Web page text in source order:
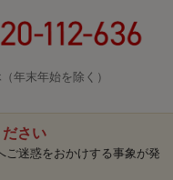
年末年始を除く）
さい
ご迷惑をおかけする事象が発